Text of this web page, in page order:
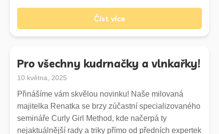
2300,-
Balayage /ombre/ prosvětlování Dle časové i
2000
3000,-
*Střih
(Pouze střih ke službám označeným *. Nelze samostatně)
Číst více
Pro všechny kudrnačky a vlnkařky!
10 května, 2025
Přinášíme vám skvělou novinku! Naše milovaná
majitelka Renatka se brzy zúčastní specializovaného
semináře Curly Girl Method, kde načerpá ty
nejaktuálnější rady a triky přímo od předních expertek